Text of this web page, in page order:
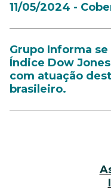
11/05/2024 -
Grupo Informa
Índice Dow
com atuação
brasileiro.